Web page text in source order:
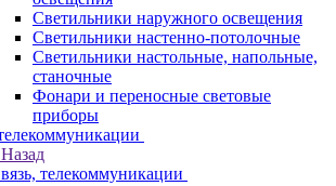
Светильники наружного освещения
Светильники настенно-потолочные
Светильники настольные, напольные,
станочные
Фонари и переносные световые
приборы
Назад
телекоммуникации